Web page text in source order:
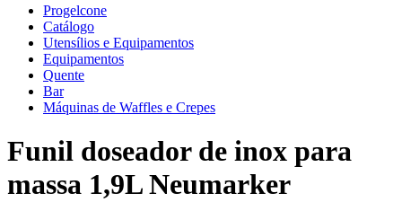
Progelcone
Catálogo
Utensílios e Equipamentos
Equipamentos
Quente
Bar
Máquinas de Waffles e Crepes
Funil doseador de inox para
massa 1,9L Neumarker